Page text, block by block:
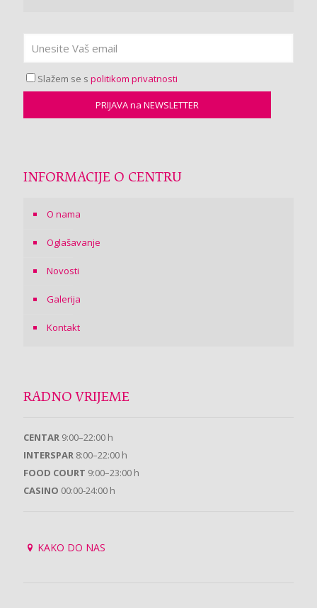
Slažem se s politikom privatnosti
INFORMACIJE O CENTRU
O nama
Oglašavanje
Novosti
Galerija
Kontakt
RADNO VRIJEME
CENTAR 9:00–22:00 h
INTERSPAR 8:00–22:00 h
FOOD COURT 9:00–23:00 h
CASINO 00:00-24:00 h
KAKO DO NAS